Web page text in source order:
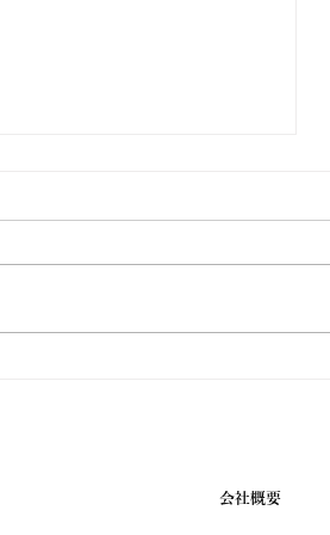
ノ薬局 富士見店に勤務して
におけるがん治療により高度な
会社概要